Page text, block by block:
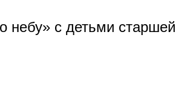
небу» с детьми старшей